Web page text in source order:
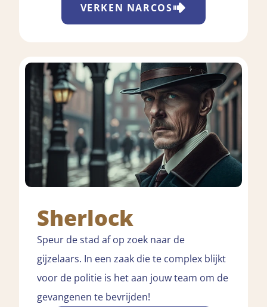
VERKEN NARCOS
Sherlock
Speur de stad af op zoek naar de
gijzelaars. In een zaak die te complex blijkt
voor de politie is het aan jouw team om de
gevangenen te bevrijden!